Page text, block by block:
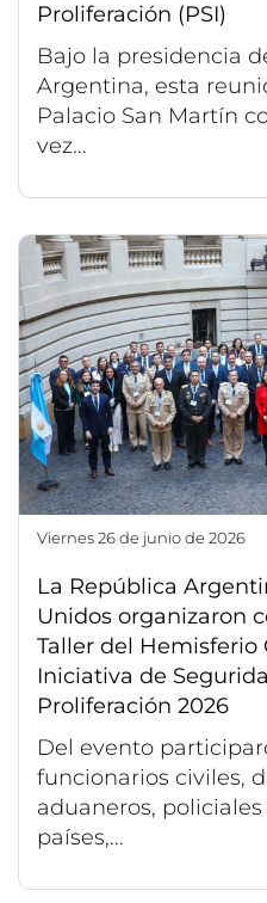
Proliferación (PSI)
Bajo la presidencia
Argentina, esta
Palacio San Martín
vez...
viernes 26 de junio de 2026
La República
Unidos organizaron
Taller del Hemisferio
Iniciativa de
Proliferación 2026
Del evento
funcionarios civiles,
aduaneros,
países,...